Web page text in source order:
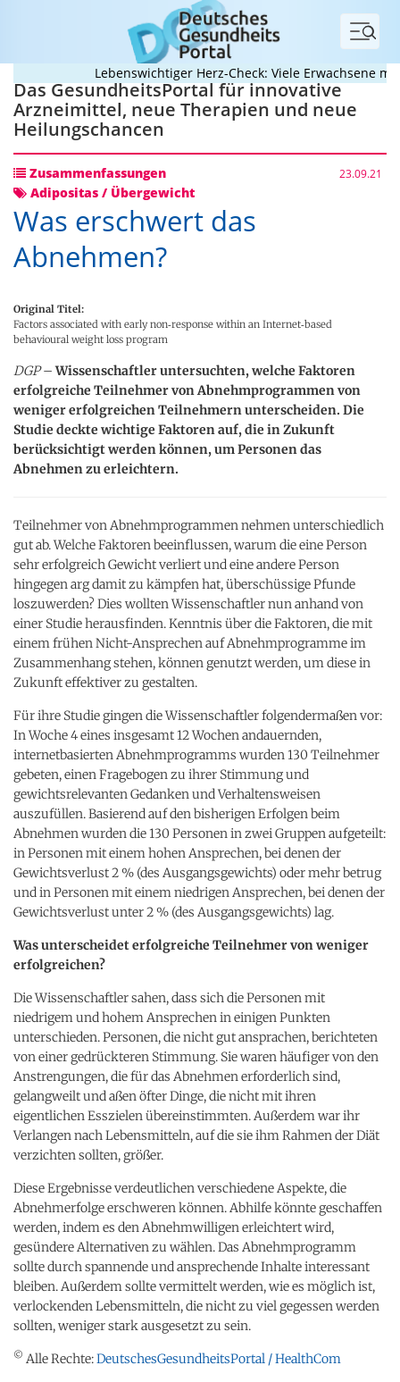
Menü
Lebenswichtiger Herz-Check: Viele Erwachsene mit
Das GesundheitsPortal für innovative
Arzneimittel, neue Therapien und neue
Heilungschancen
Zusammenfassungen 23.09.21
Adipositas / Übergewicht
Was erschwert das
Abnehmen?
Original Titel:
Factors associated with early non‐response within an Internet‐based
behavioural weight loss program
DGP–Wissenschaftler untersuchten, welche Faktoren
erfolgreiche Teilnehmer von Abnehmprogrammen von
weniger erfolgreichen Teilnehmern unterscheiden. Die
Studie deckte wichtige Faktoren auf, die in Zukunft
berücksichtigt werden können, um Personen das
Abnehmen zu erleichtern.
Teilnehmer von Abnehmprogrammen nehmen unterschiedlich
gut ab. Welche Faktoren beeinflussen, warum die eine Person
sehr erfolgreich Gewicht verliert und eine andere Person
hingegen arg damit zu kämpfen hat, überschüssige Pfunde
loszuwerden? Dies wollten Wissenschaftler nun anhand von
einer Studie herausfinden. Kenntnis über die Faktoren, die mit
einem frühen Nicht-Ansprechen auf Abnehmprogramme im
Zusammenhang stehen, können genutzt werden, um diese in
Zukunft effektiver zu gestalten.
Für ihre Studie gingen die Wissenschaftler folgendermaßen vor:
In Woche 4 eines insgesamt 12 Wochen andauernden,
internetbasierten Abnehmprogramms wurden 130 Teilnehmer
gebeten, einen Fragebogen zu ihrer Stimmung und
gewichtsrelevanten Gedanken und Verhaltensweisen
auszufüllen. Basierend auf den bisherigen Erfolgen beim
Abnehmen wurden die 130 Personen in zwei Gruppen aufgeteilt:
in Personen mit einem hohen Ansprechen, bei denen der
Gewichtsverlust 2 % (des Ausgangsgewichts) oder mehr betrug
und in Personen mit einem niedrigen Ansprechen, bei denen der
Gewichtsverlust unter 2 % (des Ausgangsgewichts) lag.
Was unterscheidet erfolgreiche Teilnehmer von weniger
erfolgreichen?
Die Wissenschaftler sahen, dass sich die Personen mit
niedrigem und hohem Ansprechen in einigen Punkten
unterschieden. Personen, die nicht gut ansprachen, berichteten
von einer gedrückteren Stimmung. Sie waren häufiger von den
Anstrengungen, die für das Abnehmen erforderlich sind,
gelangweilt und aßen öfter Dinge, die nicht mit ihren
eigentlichen Esszielen übereinstimmten. Außerdem war ihr
Verlangen nach Lebensmitteln, auf die sie ihm Rahmen der Diät
verzichten sollten, größer.
Diese Ergebnisse verdeutlichen verschiedene Aspekte, die
Abnehmerfolge erschweren können. Abhilfe könnte geschaffen
werden, indem es den Abnehmwilligen erleichtert wird,
gesündere Alternativen zu wählen. Das Abnehmprogramm
sollte durch spannende und ansprechende Inhalte interessant
bleiben. Außerdem sollte vermittelt werden, wie es möglich ist,
verlockenden Lebensmitteln, die nicht zu viel gegessen werden
sollten, weniger stark ausgesetzt zu sein.
© Alle Rechte:DeutschesGesundheitsPortal / HealthCom